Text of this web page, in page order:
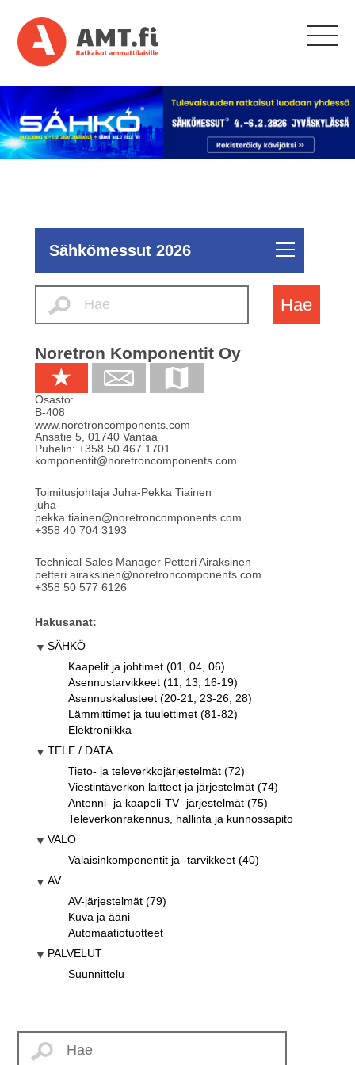
Sähkömessut 2026
Hae
Noretron Komponentit Oy
Osasto:
B-408
www.noretroncomponents.com
Ansatie 5 01740 Vantaa
Puhelin: +358 50 467 1701
komponentit@noretroncomponents.com
Toimitusjohtaja Juha-Pekka Tiainen
juha-
pekka.tiainen@noretroncomponents.com
+358 40 704 3193
Technical Sales Manager Petteri Airaksinen
petteri.airaksinen@noretroncomponents.com
+358 50 577 6126
Hakusanat:
SÄHKÖ
Kaapelit ja johtimet (01, 04, 06)
Asennustarvikkeet (11, 13, 16-19)
Asennuskalusteet (20-21, 23-26, 28)
Lämmittimet ja tuulettimet (81-82)
Elektroniikka
TELE / DATA
Tieto- ja televerkkojärjestelmät (72)
Viestintäverkon laitteet ja järjestelmät (74)
Antenni- ja kaapeli-TV -järjestelmät (75)
Televerkonrakennus, hallinta ja kunnossapito
VALO
Valaisinkomponentit ja -tarvikkeet (40)
AV
AV-järjestelmät (79)
Kuva ja ääni
Automaatiotuotteet
PALVELUT
Suunnittelu